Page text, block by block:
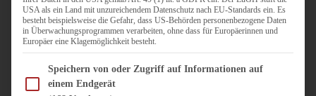
PASTA & NUDELGERICHTE
PIZZA, TARTES & QUICHES
REIS & RISOTTO
SALATE & SNACKS
SUPPENKASPEREIEN
USA als ein Land mit unzureichendem Datenschutz nach EU-Standards ein. Es
besteht beispielsweise die Gefahr, dass US-Behörden personenbezogene Daten
in Überwachungsprogrammen verarbeiten, ohne dass für Europäerinnen und
Europäer eine Klagemöglichkeit besteht.
Im Folgenden finden Sie eine Liste der Zwecke des IAB Transparency and Consent
Speichern von oder Zugriff auf Informationen auf
einem Endgerät